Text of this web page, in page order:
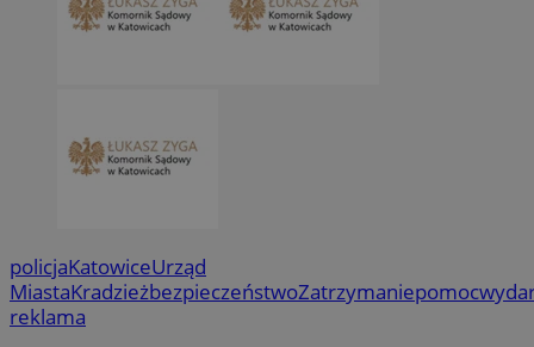
policjaKatowiceUrząd
MiastaKradzieżbezpieczeństwoZatrzymaniepomoc
reklama